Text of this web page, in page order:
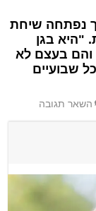
נפתחה שיחת
"היא בגן
בעצם לא
שבועיים
השאר תגובה